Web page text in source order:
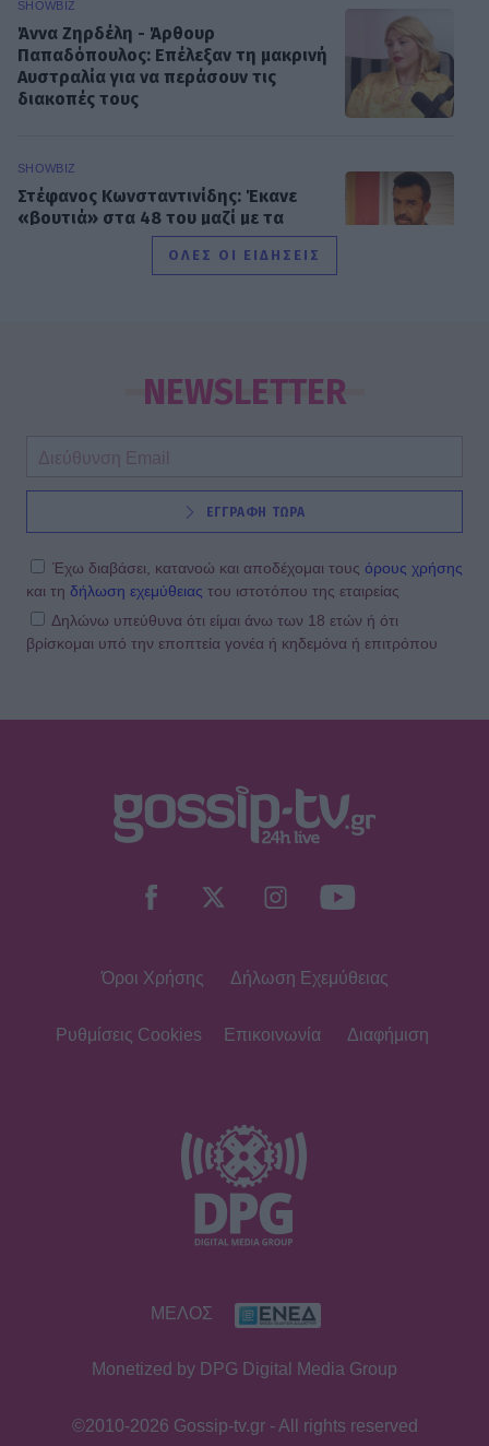
SHOWBIZ
Άννα Ζηρδέλη - Άρθουρ
Παπαδόπουλος: Eπέλεξαν τη μακρινή
Αυστραλία για να περάσουν τις
διακοπές τους
SHOWBIZ
Στέφανος Κωνσταντινίδης: Έκανε
«βουτιά» στα 48 του μαζί με τα
τρυφερή αγκαλιά στη Λίλα
Μπακλέση που μόλις γέννησε
SHOWBIZ
Κωνσταντίνος Αργυρός:
SHOWBIZ
Ανδρομάχη: Στο νοσοκομείο με ορό η
έντονη αδιαθεσία σε live εμφάνιση
το ταξίδι του μέλιτος στα Μπόρα
Ανδρέας Γεωργίου: «Η γέννηση της
κόρης μου άλλαξε ριζικά τη ζωή μου
και με αναδιαμόρφωσε ως
Δημήτρης Παπαμιχαήλ: Ο έρωτας, οι
πίσω από τον μεγάλο πρωταγωνιστή
ΟΛΕΣ ΟΙ ΕΙΔΗΣΕΙΣ
NEWSLETTER
ΕΓΓΡΑΦΗ ΤΩΡΑ
Έχω διαβάσει, κατανοώ και αποδέχομαι τους όρους χρήσης
και τη δήλωση εχεμύθειας του ιστοτόπου της εταιρείας
Δηλώνω υπεύθυνα ότι είμαι άνω των 18 ετών ή ότι
βρίσκομαι υπό την εποπτεία γονέα ή κηδεμόνα ή επιτρόπου
Όροι Χρήσης Δήλωση Εχεμύθειας
Ρυθμίσεις Cookies Επικοινωνία Διαφήμιση
ΜΕΛΟΣ
Monetized by DPG Digital Media Group
©2010-2026 Gossip-tv.gr - All rights reserved